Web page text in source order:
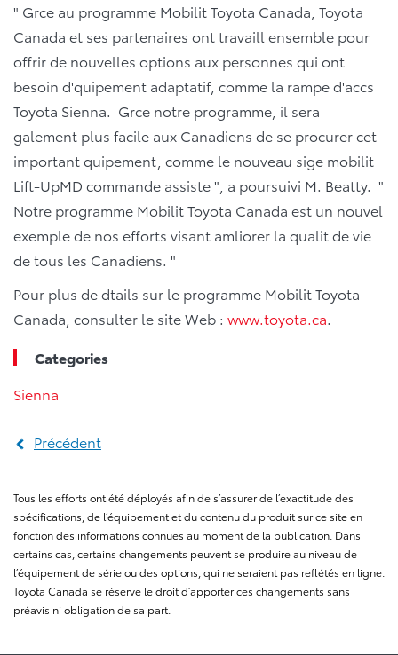
" Grce au programme Mobilit Toyota Canada, Toyota
Canada et ses partenaires ont travaill ensemble pour
offrir de nouvelles options aux personnes qui ont
besoin d'quipement adaptatif, comme la rampe d'accs
Toyota Sienna. Grce notre programme, il sera
galement plus facile aux Canadiens de se procurer cet
important quipement, comme le nouveau sige mobilit
Lift-UpMD commande assiste ", a poursuivi M. Beatty. "
Notre programme Mobilit Toyota Canada est un nouvel
exemple de nos efforts visant amliorer la qualit de vie
de tous les Canadiens. "
Pour plus de dtails sur le programme Mobilit Toyota
Canada, consulter le site Web : www.toyota.ca.
Categories
Sienna
Précédent
Tous les efforts ont été déployés afin de s’assurer de l’exactitude des
spécifications, de l’équipement et du contenu du produit sur ce site en
fonction des informations connues au moment de la publication. Dans
certains cas, certains changements peuvent se produire au niveau de
l’équipement de série ou des options, qui ne seraient pas reflétés en ligne.
Toyota Canada se réserve le droit d’apporter ces changements sans
préavis ni obligation de sa part.